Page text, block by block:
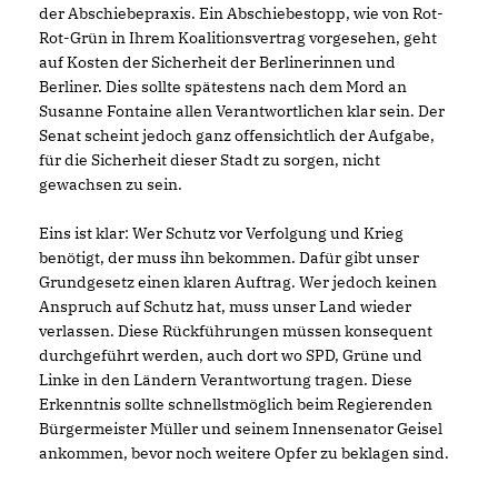
der Abschiebepraxis. Ein Abschiebestopp, wie von Rot-
Rot-Grün in Ihrem Koalitionsvertrag vorgesehen, geht
auf Kosten der Sicherheit der Berlinerinnen und
Berliner. Dies sollte spätestens nach dem Mord an
Susanne Fontaine allen Verantwortlichen klar sein. Der
Senat scheint jedoch ganz offensichtlich der Aufgabe,
für die Sicherheit dieser Stadt zu sorgen, nicht
gewachsen zu sein.
Eins ist klar: Wer Schutz vor Verfolgung und Krieg
benötigt, der muss ihn bekommen. Dafür gibt unser
Grundgesetz einen klaren Auftrag. Wer jedoch keinen
Anspruch auf Schutz hat, muss unser Land wieder
verlassen. Diese Rückführungen müssen konsequent
durchgeführt werden, auch dort wo SPD, Grüne und
Linke in den Ländern Verantwortung tragen. Diese
Erkenntnis sollte schnellstmöglich beim Regierenden
Bürgermeister Müller und seinem Innensenator Geisel
ankommen, bevor noch weitere Opfer zu beklagen sind.